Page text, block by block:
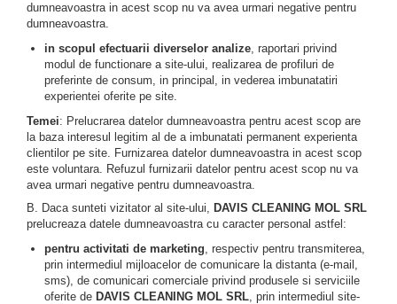
dumneavoastra in acest scop nu va avea urmari negative pentru
dumneavoastra.
in scopul efectuarii diverselor analize, raportari privind
modul de functionare a site-ului, realizarea de profiluri de
preferinte de consum, in principal, in vederea imbunatatiri
experientei oferite pe site.
Temei: Prelucrarea datelor dumneavoastra pentru acest scop are
la baza interesul legitim al de a imbunatati permanent experienta
clientilor pe site. Furnizarea datelor dumneavoastra in acest scop
este voluntara. Refuzul furnizarii datelor pentru acest scop nu va
avea urmari negative pentru dumneavoastra.
B. Daca sunteti vizitator al site-ului, DAVIS CLEANING MOL SRL
prelucreaza datele dumneavoastra cu caracter personal astfel:
pentru activitati de marketing, respectiv pentru transmiterea,
prin intermediul mijloacelor de comunicare la distanta (e-mail,
sms), de comunicari comerciale privind produsele si serviciile
oferite de DAVIS CLEANING MOL SRL, prin intermediul site-